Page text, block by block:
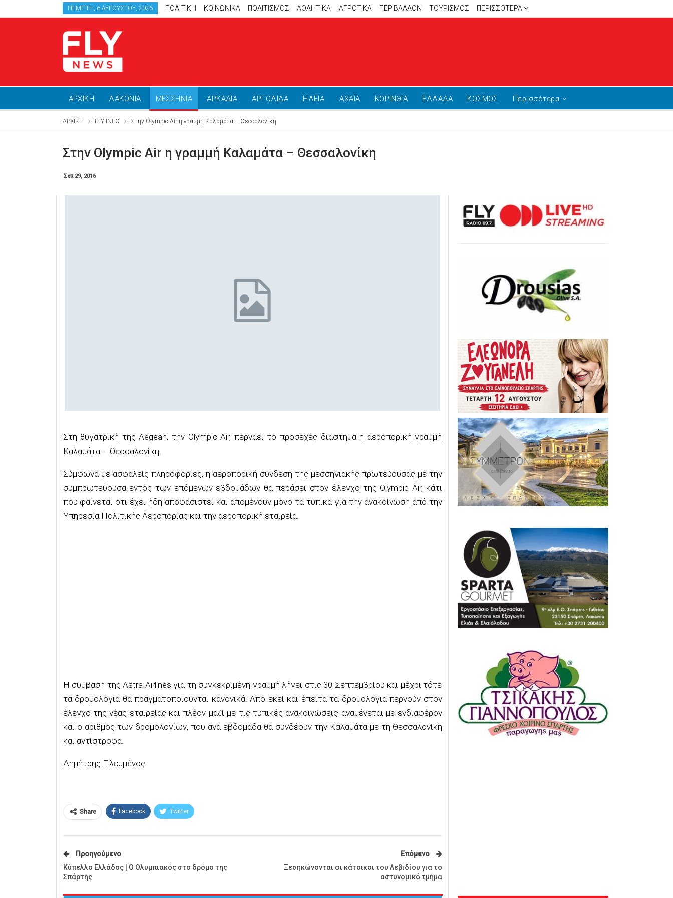
ΠΈΜΠΤΗ, 6 ΑΥΓΟΎΣΤΟΥ, 2026 ΠΟΛΙΤΙΚΗ ΚΟΙΝΩΝΙΚΑ ΠΟΛΙΤΙΣΜΟΣ ΑΘΛΗΤΙΚΆ ΑΓΡΟΤΙΚΑ ΠΕΡΙΒΑΛΛΟΝ ΤΟΥΡΙΣΜΟΣ ΠΕΡΙΣΣΌΤΕΡΑ
ΑΡΧΙΚΗ ΛΑΚΩΝΙΑ ΜΕΣΣΗΝΙΑ ΑΡΚΑΔΙΑ ΑΡΓΟΛΙΔΑ ΗΛΕΙΑ ΑΧΑΪΑ ΚΟΡΙΝΘΙΑ ΕΛΛΑΔΑ ΚΟΣΜΟΣ Περισσότερα
ΑΡΧΙΚΗ FLY INFO Στην Olympic Air η γραμμή Καλαμάτα – Θεσσαλονίκη
Στην Olympic Air η γραμμή Καλαμάτα – Θεσσαλονίκη
Σεπ 29, 2016
Στη θυγατρική της Aegean, την Olympic Air, περνάει το προσεχές διάστημα η αεροπορική γραμμή
Καλαμάτα – Θεσσαλονίκη.
Σύμφωνα με ασφαλείς πληροφορίες, η αεροπορική σύνδεση της μεσσηνιακής πρωτεύουσας με την
συμπρωτεύουσα εντός των επόμενων εβδομάδων θα περάσει στον έλεγχο της Olympic Air, κάτι
που φαίνεται ότι έχει ήδη αποφασιστεί και απομένουν μόνο τα τυπικά για την ανακοίνωση από την
Υπηρεσία Πολιτικής Αεροπορίας και την αεροπορική εταιρεία.
Η σύμβαση της Astra Airlines για τη συγκεκριμένη γραμμή λήγει στις 30 Σεπτεμβρίου και μέχρι τότε
τα δρομολόγια θα πραγματοποιούνται κανονικά. Από εκεί και έπειτα τα δρομολόγια περνούν στον
έλεγχο της νέας εταιρείας και πλέον μαζί με τις τυπικές ανακοινώσεις αναμένεται με ενδιαφέρον
και ο αριθμός των δρομολογίων, που ανά εβδομάδα θα συνδέουν την Καλαμάτα με τη Θεσσαλονίκη
και αντίστροφα.
Δημήτρης Πλεμμένος
Share Facebook Twitter
Προηγούμενο
Κύπελλο Ελλάδος | Ο Ολυμπιακός στο δρόμο της
Σπάρτης
Επόμενο
Ξεσηκώνονται οι κάτοικοι του Λεβιδίου για το
αστυνομικό τμήμα